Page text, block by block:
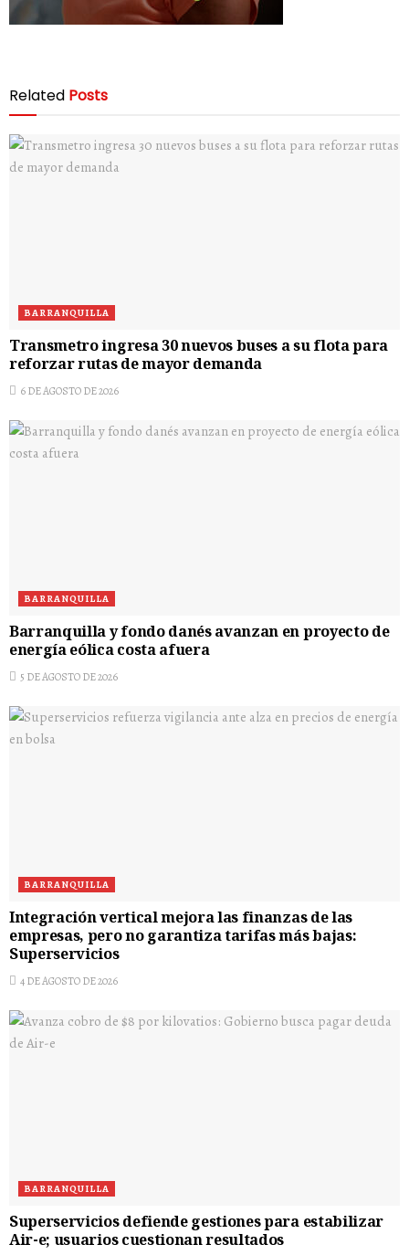
Related Posts
BARRANQUILLA
Transmetro ingresa 30 nuevos buses a su flota para
reforzar rutas de mayor demanda
6 DE AGOSTO DE 2026
BARRANQUILLA
Barranquilla y fondo danés avanzan en proyecto de
energía eólica costa afuera
5 DE AGOSTO DE 2026
BARRANQUILLA
Integración vertical mejora las finanzas de las
empresas, pero no garantiza tarifas más bajas:
Superservicios
4 DE AGOSTO DE 2026
BARRANQUILLA
Superservicios defiende gestiones para estabilizar
Air-e; usuarios cuestionan resultados